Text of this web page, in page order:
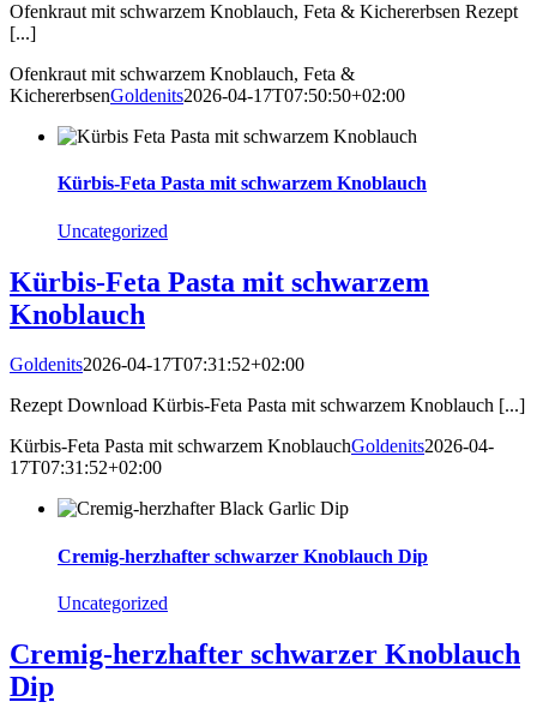
Ofenkraut mit schwarzem Knoblauch, Feta & Kichererbsen Rezept
[...]
Ofenkraut mit schwarzem Knoblauch, Feta &
KichererbsenGoldenits2026-04-17T07:50:50+02:00
Kürbis-Feta Pasta mit schwarzem Knoblauch
Uncategorized
Kürbis-Feta Pasta mit schwarzem
Knoblauch
Goldenits2026-04-17T07:31:52+02:00
Rezept Download Kürbis-Feta Pasta mit schwarzem Knoblauch [...]
Kürbis-Feta Pasta mit schwarzem KnoblauchGoldenits2026-04-
17T07:31:52+02:00
Cremig-herzhafter schwarzer Knoblauch Dip
Uncategorized
Cremig-herzhafter schwarzer Knoblauch
Dip